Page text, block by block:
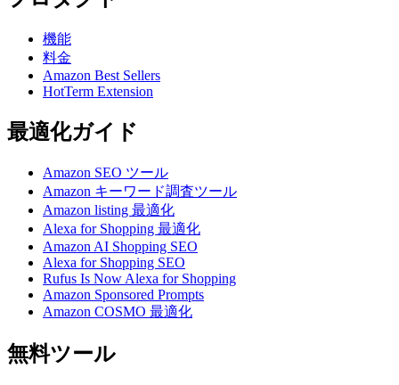
機能
料金
Amazon Best Sellers
HotTerm Extension
最適化ガイド
Amazon SEO ツール
Amazon キーワード調査ツール
Amazon listing 最適化
Alexa for Shopping 最適化
Amazon AI Shopping SEO
Alexa for Shopping SEO
Rufus Is Now Alexa for Shopping
Amazon Sponsored Prompts
Amazon COSMO 最適化
無料ツール